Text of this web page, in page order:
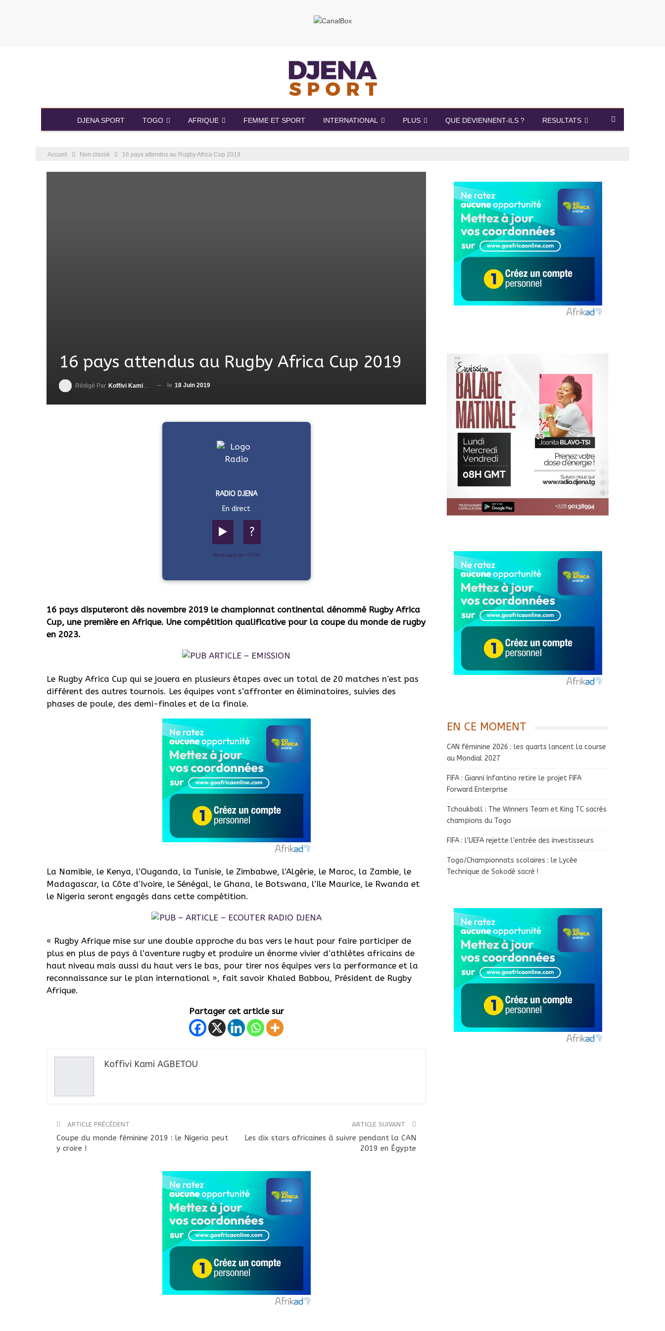
DJENA SPORT TOGO AFRIQUE FEMME ET SPORT INTERNATIONAL PLUS QUE DEVIENNENT-ILS ? RESULTATS
Accueil Non classé 16 pays attendus au Rugby Africa Cup 2019
16 pays attendus au Rugby Africa Cup 2019
Rédigé Par Koffivi Kami AGBETOU le 18 Juin 2019
RADIO DJENA
En direct
▶️ ?
Développé par OTIYA
16 pays disputeront dès novembre 2019 le championnat continental dénommé Rugby Africa
Cup, une première en Afrique. Une compétition qualificative pour la coupe du monde de rugby
en 2023.
Le Rugby Africa Cup qui se jouera en plusieurs étapes avec un total de 20 matches n’est pas
différent des autres tournois. Les équipes vont s’affronter en éliminatoires, suivies des
phases de poule, des demi-finales et de la finale.
La Namibie, le Kenya, l’Ouganda, la Tunisie, le Zimbabwe, l’Algérie, le Maroc, la Zambie, le
Madagascar, la Côte d’Ivoire, le Sénégal, le Ghana, le Botswana, l’Ile Maurice, le Rwanda et
le Nigeria seront engagés dans cette compétition.
« Rugby Afrique mise sur une double approche du bas vers le haut pour faire participer de
plus en plus de pays à l’aventure rugby et produire un énorme vivier d’athlètes africains de
haut niveau mais aussi du haut vers le bas, pour tirer nos équipes vers la performance et la
reconnaissance sur le plan international », fait savoir Khaled Babbou, Président de Rugby
Afrique.
Partager cet article sur
Koffivi Kami AGBETOU
ARTICLE PRÉCÉDENT
Coupe du monde féminine 2019 : le Nigeria peut
y croire !
ARTICLE SUIVANT
Les dix stars africaines à suivre pendant la CAN
2019 en Égypte
EN CE MOMENT
CAN féminine 2026 : les quarts lancent la course
au Mondial 2027
FIFA : Gianni Infantino retire le projet FIFA
Forward Enterprise
Tchoukball : The Winners Team et King TC sacrés
champions du Togo
FIFA : l’UEFA rejette l’entrée des investisseurs
Togo/Championnats scolaires : le Lycée
Technique de Sokodé sacré !